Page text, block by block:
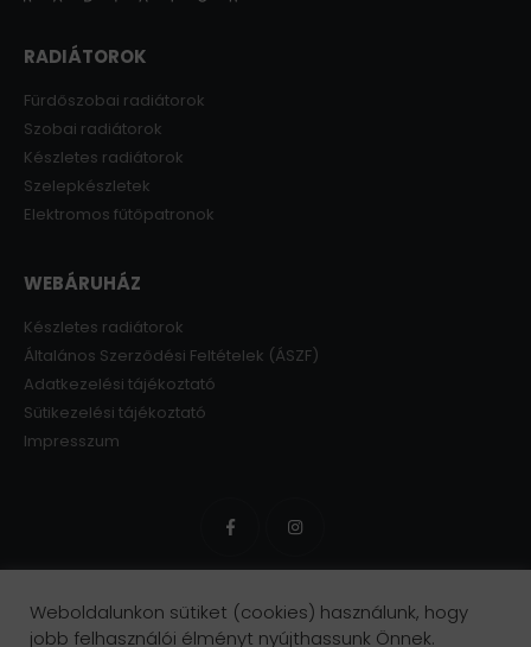
RADIÁTOROK
Fürdőszobai radiátorok
Szobai radiátorok
Készletes radiátorok
Szelepkészletek
Elektromos fűtőpatronok
WEBÁRUHÁZ
Készletes radiátorok
Általános Szerződési Feltételek (ÁSZF)
Adatkezelési tájékoztató
Sütikezelési tájékoztató
Impresszum
Weboldalunkon sütiket (cookies) használunk, hogy
jobb felhasználói élményt nyújthassunk Önnek.